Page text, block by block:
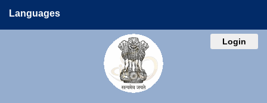
Languages
Login